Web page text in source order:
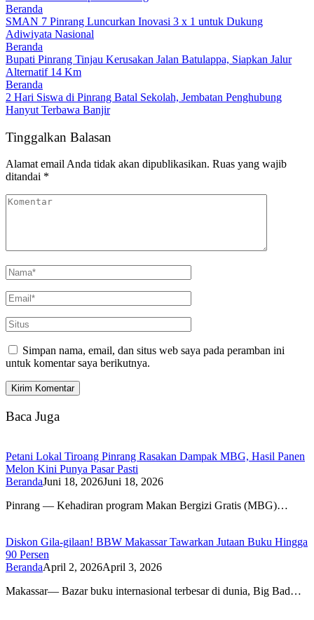
Beranda
SMAN 7 Pinrang Luncurkan Inovasi 3 x 1 untuk Dukung
Adiwiyata Nasional
Beranda
Bupati Pinrang Tinjau Kerusakan Jalan Batulappa, Siapkan Jalur
Alternatif 14 Km
Beranda
2 Hari Siswa di Pinrang Batal Sekolah, Jembatan Penghubung
Hanyut Terbawa Banjir
Tinggalkan Balasan
Alamat email Anda tidak akan dipublikasikan. Ruas yang wajib
ditandai *
Simpan nama, email, dan situs web saya pada peramban ini
untuk komentar saya berikutnya.
Baca Juga
Petani Lokal Tiroang Pinrang Rasakan Dampak MBG, Hasil Panen
Melon Kini Punya Pasar Pasti
BerandaJuni 18, 2026Juni 18, 2026
Pinrang — Kehadiran program Makan Bergizi Gratis (MBG)…
Diskon Gila-gilaan! BBW Makassar Tawarkan Jutaan Buku Hingga
90 Persen
BerandaApril 2, 2026April 3, 2026
Makassar— Bazar buku internasional terbesar di dunia, Big Bad…